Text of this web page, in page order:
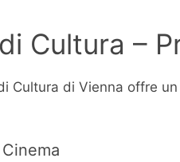
Cultura –
Cultura di Vienna offre